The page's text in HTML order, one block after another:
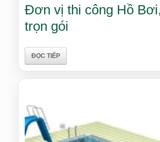
Đơn vị thi công Hồ
trọn gói
ĐỌC TIẾP